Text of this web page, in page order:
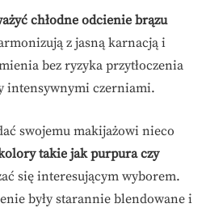
chłodne odcienie brązu
z jasną karnacją i
bez ryzyka przytłoczenia
intensywnymi czerniami.
swojemu makijażowi nieco
takie jak purpura czy
się interesującym wyborem.
były starannie blendowane i